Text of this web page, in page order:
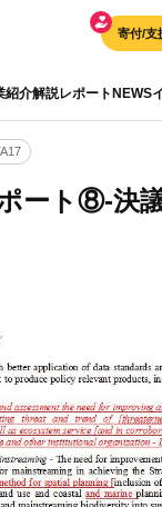
寄付/支
紹介解説レポート NEWS
ート⑧-決